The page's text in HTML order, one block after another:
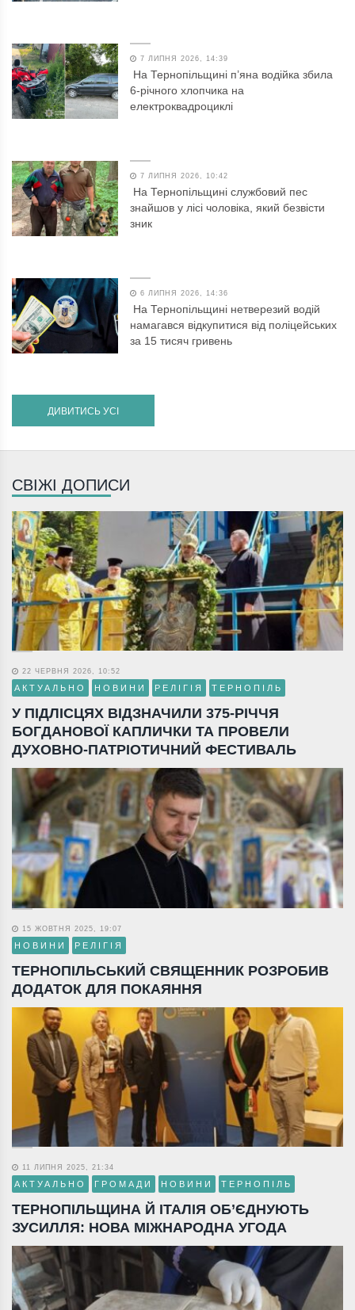
7 ЛИПНЯ 2026, 14:39
На Тернопільщині п’яна водійка збила
6-річного хлопчика на
електроквадроциклі
7 ЛИПНЯ 2026, 10:42
На Тернопільщині службовий пес
знайшов у лісі чоловіка, який безвісти
зник
6 ЛИПНЯ 2026, 14:36
На Тернопільщині нетверезий водій
намагався відкупитися від поліцейських
за 15 тисяч гривень
ДИВИТИСЬ УСІ
СВІЖІ ДОПИСИ
22 ЧЕРВНЯ 2026, 10:52
АКТУАЛЬНО НОВИНИ РЕЛІГІЯ ТЕРНОПІЛЬ
У ПІДЛІСЦЯХ ВІДЗНАЧИЛИ 375-РІЧЧЯ
БОГДАНОВОЇ КАПЛИЧКИ ТА ПРОВЕЛИ
ДУХОВНО-ПАТРІОТИЧНИЙ ФЕСТИВАЛЬ
15 ЖОВТНЯ 2025, 19:07
НОВИНИ РЕЛІГІЯ
ТЕРНОПІЛЬСЬКИЙ СВЯЩЕННИК РОЗРОБИВ
ДОДАТОК ДЛЯ ПОКАЯННЯ
11 ЛИПНЯ 2025, 21:34
АКТУАЛЬНО ГРОМАДИ НОВИНИ ТЕРНОПІЛЬ
ТЕРНОПІЛЬЩИНА Й ІТАЛІЯ ОБ’ЄДНУЮТЬ
ЗУСИЛЛЯ: НОВА МІЖНАРОДНА УГОДА